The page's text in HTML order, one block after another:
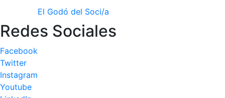
Piscina
Patrocini
Patrocinadors
Avantatges
socials
El Godó del Soci/a
Redes Sociales
Facebook
Twitter
Instagram
Youtube